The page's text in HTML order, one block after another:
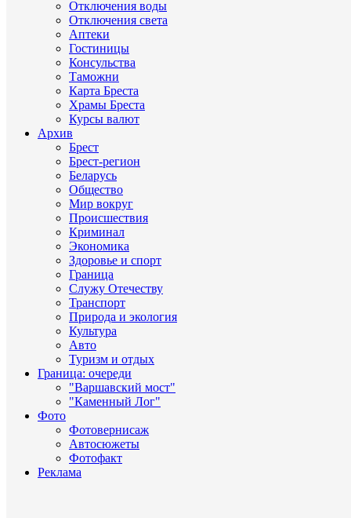
Отключения воды
Отключения света
Аптеки
Гостиницы
Консульства
Таможни
Карта Бреста
Храмы Бреста
Курсы валют
Архив
Брест
Брест-регион
Беларусь
Общество
Мир вокруг
Происшествия
Криминал
Экономика
Здоровье и спорт
Граница
Служу Отечеству
Транспорт
Природа и экология
Культура
Авто
Туризм и отдых
Граница: очереди
"Варшавский мост"
"Каменный Лог"
Фото
Фотовернисаж
Автосюжеты
Фотофакт
Реклама